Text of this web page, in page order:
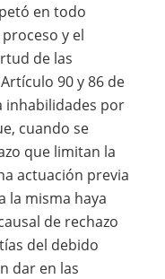
en todo
y el
de las
90 y 86 de
inhabilidades por
cuando se
que limitan la
actuación previa
la misma haya
de rechazo
del debido
dar en las